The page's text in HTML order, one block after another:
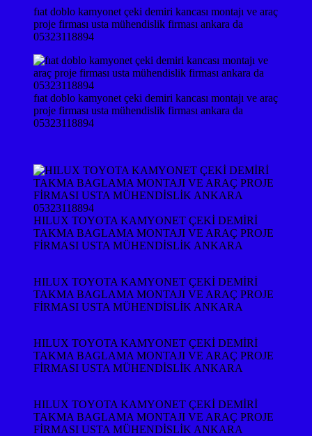
fıat doblo kamyonet çeki demiri kancası montajı ve araç
proje firması usta mühendislik firması ankara da
05323118894
fıat doblo kamyonet çeki demiri kancası montajı ve araç
proje firması usta mühendislik firması ankara da
05323118894
HILUX TOYOTA KAMYONET ÇEKİ DEMİRİ
TAKMA BAGLAMA MONTAJI VE ARAÇ PROJE
FİRMASI USTA MÜHENDİSLİK ANKARA
HILUX TOYOTA KAMYONET ÇEKİ DEMİRİ
TAKMA BAGLAMA MONTAJI VE ARAÇ PROJE
FİRMASI USTA MÜHENDİSLİK ANKARA
HILUX TOYOTA KAMYONET ÇEKİ DEMİRİ
TAKMA BAGLAMA MONTAJI VE ARAÇ PROJE
FİRMASI USTA MÜHENDİSLİK ANKARA
HILUX TOYOTA KAMYONET ÇEKİ DEMİRİ
TAKMA BAGLAMA MONTAJI VE ARAÇ PROJE
FİRMASI USTA MÜHENDİSLİK ANKARA